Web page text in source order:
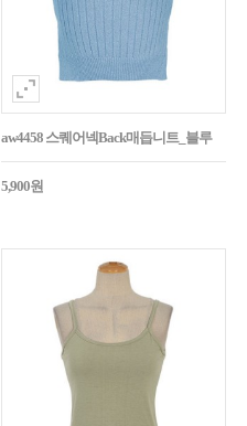
aw4458 스퀘어넥Back매듭니트_블루
5,900원